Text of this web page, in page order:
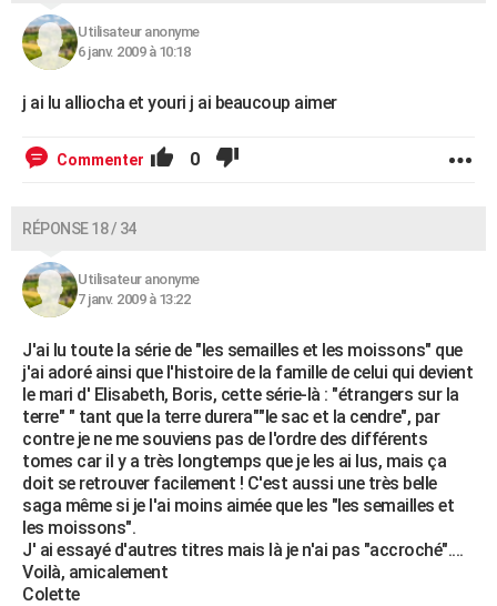
Utilisateur anonyme
6 janv. 2009 à 10:18
j ai lu alliocha et youri j ai beaucoup aimer
Commenter 0
RÉPONSE 18 / 34
Utilisateur anonyme
7 janv. 2009 à 13:22
J'ai lu toute la série de "les semailles et les moissons" que
j'ai adoré ainsi que l'histoire de la famille de celui qui devient
le mari d' Elisabeth, Boris, cette série-là : "étrangers sur la
terre" " tant que la terre durera""le sac et la cendre", par
contre je ne me souviens pas de l'ordre des différents
tomes car il y a très longtemps que je les ai lus, mais ça
doit se retrouver facilement ! C'est aussi une très belle
saga même si je l'ai moins aimée que les "les semailles et
les moissons".
J' ai essayé d'autres titres mais là je n'ai pas "accroché"....
Voilà, amicalement
Colette